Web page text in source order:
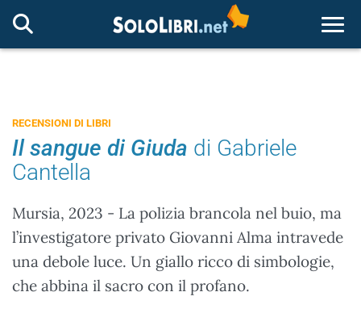
RECENSIONI DI LIBRI
Il sangue di Giuda di Gabriele
Cantella
Mursia, 2023 - La polizia brancola nel buio, ma
l’investigatore privato Giovanni Alma intravede
una debole luce. Un giallo ricco di simbologie,
che abbina il sacro con il profano.